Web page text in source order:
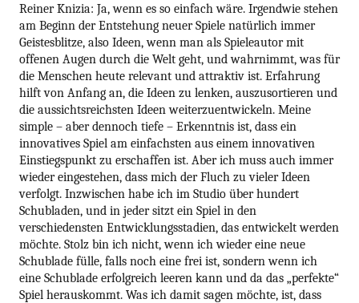
Reiner Knizia: Ja, wenn es so einfach wäre. Irgendwie stehen
am Beginn der Entstehung neuer Spiele natürlich immer
Geistesblitze, also Ideen, wenn man als Spieleautor mit
offenen Augen durch die Welt geht, und wahrnimmt, was für
die Menschen heute relevant und attraktiv ist. Erfahrung
hilft von Anfang an, die Ideen zu lenken, auszusortieren und
die aussichtsreichsten Ideen weiterzuentwickeln. Meine
simple – aber dennoch tiefe – Erkenntnis ist, dass ein
innovatives Spiel am einfachsten aus einem innovativen
Einstiegspunkt zu erschaffen ist. Aber ich muss auch immer
wieder eingestehen, dass mich der Fluch zu vieler Ideen
verfolgt. Inzwischen habe ich im Studio über hundert
Schubladen, und in jeder sitzt ein Spiel in den
verschiedensten Entwicklungsstadien, das entwickelt werden
möchte. Stolz bin ich nicht, wenn ich wieder eine neue
Schublade fülle, falls noch eine frei ist, sondern wenn ich
eine Schublade erfolgreich leeren kann und da das „perfekte“
Spiel herauskommt. Was ich damit sagen möchte, ist, dass